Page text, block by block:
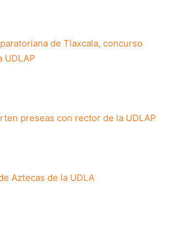
de Tlaxcala, concurso
UDLAP
preseas con rector de la UDLAP
Aztecas de la UDLA